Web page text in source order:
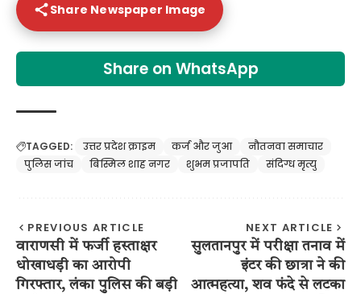
Share Newspaper Image
Share on WhatsApp
TAGGED: उत्तर प्रदेश क्राइम कर्ज और जुआ
नौतनवा समाचार
पुलिस जांच
बिस्मिल शाह नगर शुभम प्रजापति संदिग्ध मृत्यु
PREVIOUS ARTICLE
वाराणसी में फर्जी हस्ताक्षर
धोखाधड़ी का आरोपी
गिरफ्तार, लंका पुलिस की बड़ी
NEXT ARTICLE
सुलतानपुर में परीक्षा तनाव में
इंटर की छात्रा ने की
आत्महत्या, शव फंदे से लटका